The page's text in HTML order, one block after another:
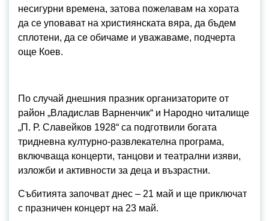
несигурни времена, затова пожелавам на хората
да се уповават на християнската вяра, да бъдем
сплотени, да се обичаме и уважаваме, подчерта
още Коев.
По случай днешния празник организаторите от
район „Владислав Варненчик“ и Народно читалище
„П. Р. Славейков 1928“ са подготвили богата
тридневна културно-развлекателна програма,
включваща концерти, танцови и театрални изяви,
изложби и активности за деца и възрастни.
Събитията започват днес – 21 май и ще приключат
с празничен концерт на 23 май.